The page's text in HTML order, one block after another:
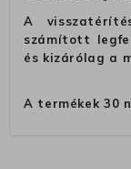
A
számított
és kizárólag a
A termékek 30